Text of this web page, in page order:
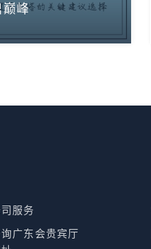
巅峰
服务
广东会贵宾厅